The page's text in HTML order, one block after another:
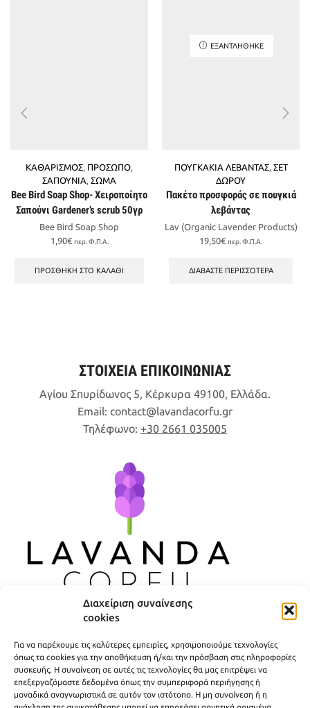
Διαχείριση συναίνεσης
cookies
Για να παρέχουμε τις καλύτερες εμπειρίες, χρησιμοποιούμε τεχνολογίες
όπως τα cookies για την αποθήκευση ή/και την πρόσβαση στις πληροφορίες
συσκευής. Η συναίνεση σε αυτές τις τεχνολογίες θα μας επιτρέψει να
επεξεργαζόμαστε δεδομένα όπως την συμπεριφορά περιήγησης ή
μοναδικά αναγνωριστικά σε αυτόν τον ιστότοπο. Η μη συναίνεση ή η
ΚΑΘΑΡΙΣΜΟΣ ΠΡΟΣΩΠΟ
ΣΑΠΟΥΝΙΑ ΣΩΜΑ
Bee Bird Soap Shop- Χειροποίητο
Σαπούνι Gardener’s scrub 50γρ
Bee Bird Soap Shop
1,90€ περ. Φ.Π.Α.
ΠΡΟΣΘΉΚΗ ΣΤΟ ΚΑΛΆΘΙ
ΕΞΑΝΤΛΉΘΗΚΕ
ΠΟΥΓΚΑΚΙΑ ΛΕΒΑΝΤΑΣ, ΣΕΤ
ΔΩΡΟΥ
Πακέτο προσφοράς σε πουγκιά
λεβάντας
Lav (Organic Lavender Products)
19,50€ περ. Φ.Π.Α.
ΔΙΑΒΆΣΤΕ ΠΕΡΙΣΣΌΤΕΡΑ
ΣΤΟΙΧΕΙΑ ΕΠΙΚΟΙΝΩΝΙΑΣ
Αγίου Σπυρίδωνος 5, Κέρκυρα 49100, Ελλάδα.
Email: contact lavandacorfu gr
Τηλέφωνο: +30 2661 035005
ΧΡΗΣΙΜΟΙ ΣΥΝΔΕΣΜΟΙ
ΠΟΛΙΤΙΚΗ ΑΠΟΡΡΗΤΟΥ
ΟΡΟΙ ΧΡΗΣΗΣ
ΤΡΟΠΟΙ ΑΠΟΣΤΟΛΗΣ